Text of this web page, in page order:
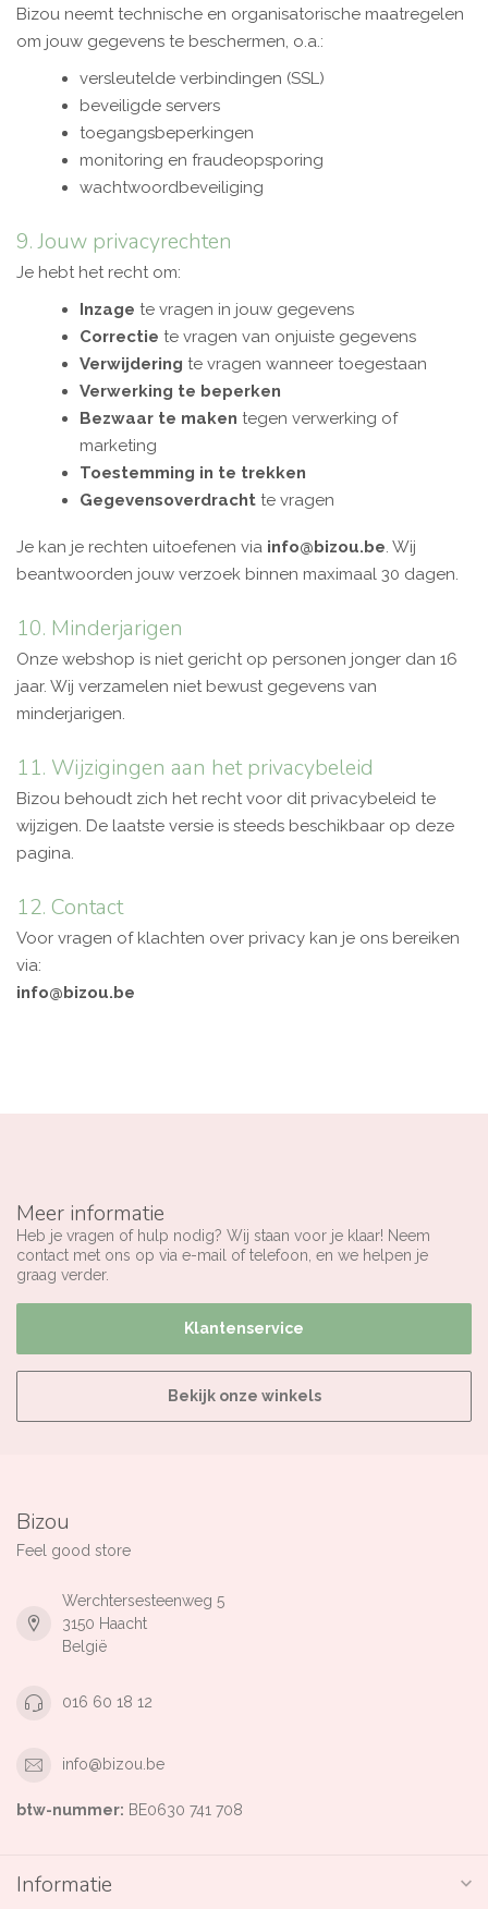
Bizou neemt technische en organisatorische maatregelen
om jouw gegevens te beschermen, o.a.:
versleutelde verbindingen (SSL)
beveiligde servers
toegangsbeperkingen
monitoring en fraudeopsporing
wachtwoordbeveiliging
9. Jouw privacyrechten
Je hebt het recht om:
Inzage te vragen in jouw gegevens
Correctie te vragen van onjuiste gegevens
Verwijdering te vragen wanneer toegestaan
Verwerking te beperken
Bezwaar te maken tegen verwerking of
marketing
Toestemming in te trekken
Gegevensoverdracht te vragen
Je kan je rechten uitoefenen via info@bizou.be. Wij
beantwoorden jouw verzoek binnen maximaal 30 dagen.
10. Minderjarigen
Onze webshop is niet gericht op personen jonger dan 16
jaar. Wij verzamelen niet bewust gegevens van
minderjarigen.
11. Wijzigingen aan het privacybeleid
Bizou behoudt zich het recht voor dit privacybeleid te
wijzigen. De laatste versie is steeds beschikbaar op deze
pagina.
12. Contact
Voor vragen of klachten over privacy kan je ons bereiken
via:
info@bizou.be
Meer informatie
Heb je vragen of hulp nodig? Wij staan voor je klaar! Neem
contact met ons op via e-mail of telefoon, en we helpen je
graag verder.
Klantenservice
Bekijk onze winkels
Bizou
Feel good store
Werchtersesteenweg 5
3150 Haacht
België
016 60 18 12
info@bizou.be
btw-nummer: BE0630 741 708
Informatie